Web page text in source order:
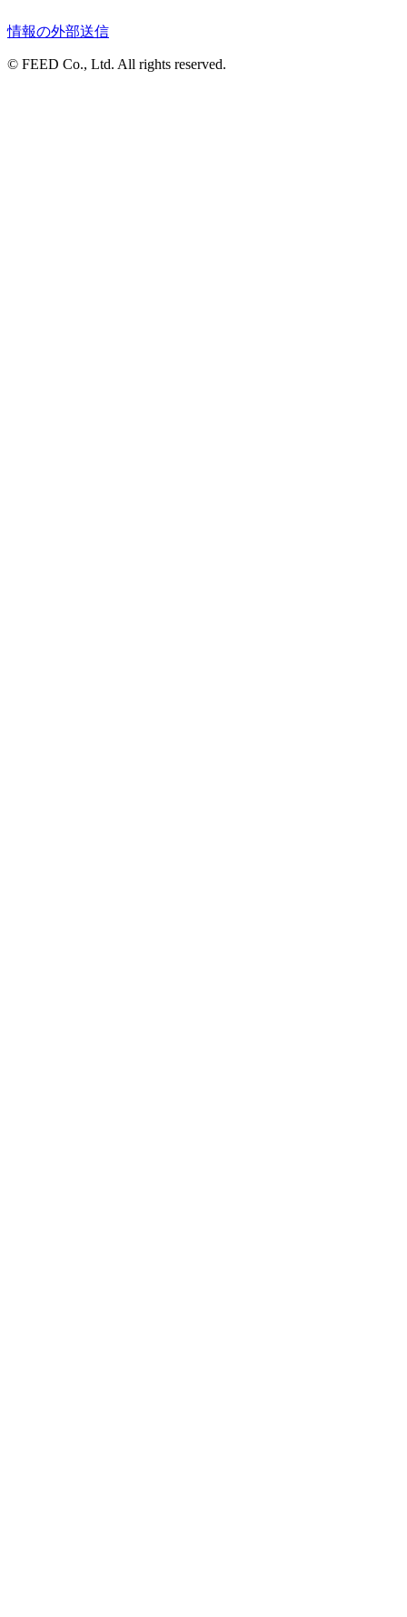
情報の外部送信
© FEED Co., Ltd. All rights reserved.